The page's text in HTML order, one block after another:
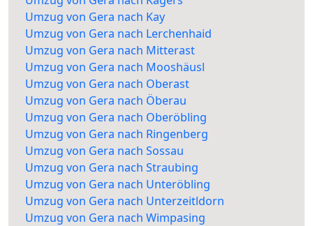
Umzug von Gera nach Kay
Umzug von Gera nach Lerchenhaid
Umzug von Gera nach Mitterast
Umzug von Gera nach Mooshäusl
Umzug von Gera nach Oberast
Umzug von Gera nach Öberau
Umzug von Gera nach Oberöbling
Umzug von Gera nach Ringenberg
Umzug von Gera nach Sossau
Umzug von Gera nach Straubing
Umzug von Gera nach Unteröbling
Umzug von Gera nach Unterzeitldorn
Umzug von Gera nach Wimpasing